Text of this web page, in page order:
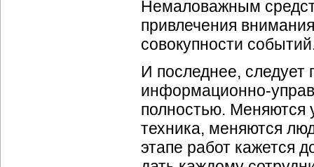
Немаловажным
привлечения
совокупности
И последнее, следует
информационно-
полностью. Меняются
техника, меняются
этапе работ кажется